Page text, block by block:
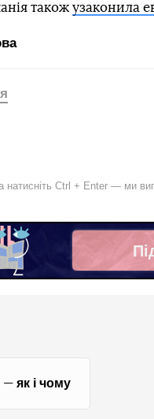
також узаконила
натисніть Ctrl + Enter — ми
— як і чому